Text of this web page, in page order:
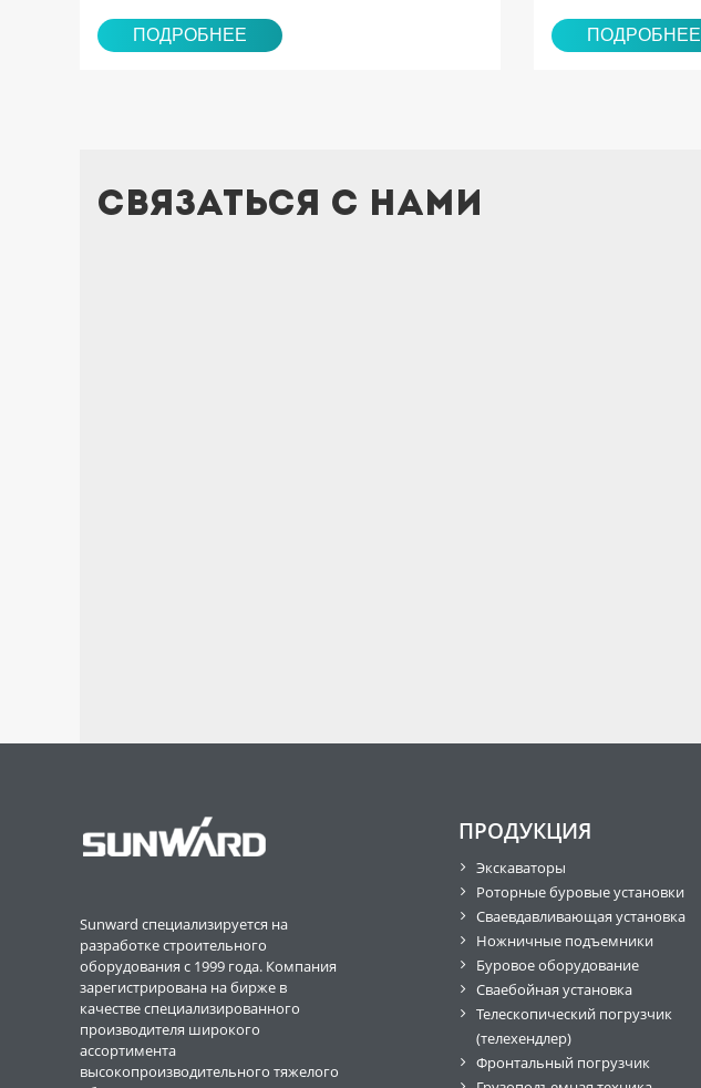
ПОДРОБНЕЕ ПОДРОБНЕЕ
Связаться с нами
Sunward специализируется на
разработке строительного
оборудования с 1999 года. Компания
зарегистрирована на бирже в
качестве специализированного
производителя широкого
ассортимента
высокопроизводительного тяжелого
ПРОДУКЦИЯ
Экскаваторы
Роторные буровые установки
Сваевдавливающая установка
Ножничные подъемники
Буровое оборудование
Сваебойная установка
Телескопический погрузчик
(телехендлер)
Фронтальный погрузчик